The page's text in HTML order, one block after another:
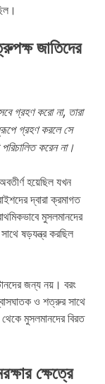
জাতিদের
গ্রহণ করো না, তারা
গ্রহণ করলে সে
করেন না।
হয়েছিল যখন
দ্বারা ক্রমাগত
মুসলমানদের
ষড়যন্ত্র করছিল
জন্য নয়। বরং
ও শত্রুর সাথে
থেকে মুসলমানদের বিরত
ক্ষেত্রে